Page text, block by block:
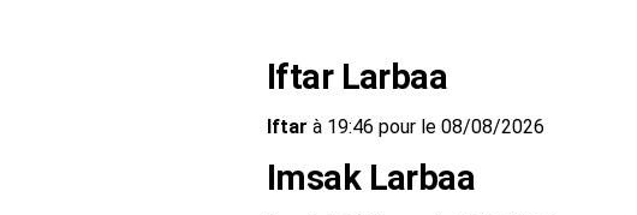
Iftar Larbaa
Iftar à 19:46 pour le 08/08/2026
Imsak Larbaa